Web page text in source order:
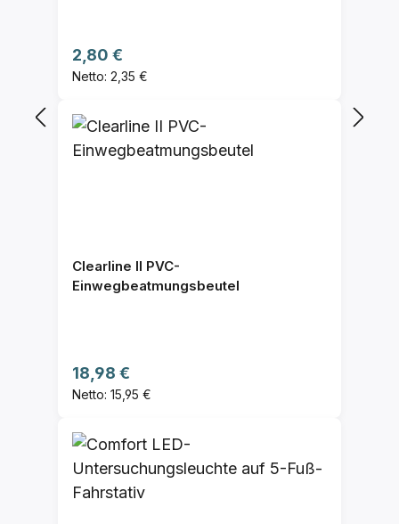
Regulärer Preis:
2,80 €
Netto: 2,35 €
Clearline II PVC-
Einwegbeatmungsbeutel
Regulärer Preis:
18,98 €
Netto: 15,95 €